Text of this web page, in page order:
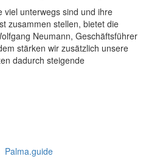
viel unterwegs sind und ihre
zusammen stellen, bietet die
Neumann, Geschäftsführer
stärken wir zusätzlich unsere
dadurch steigende